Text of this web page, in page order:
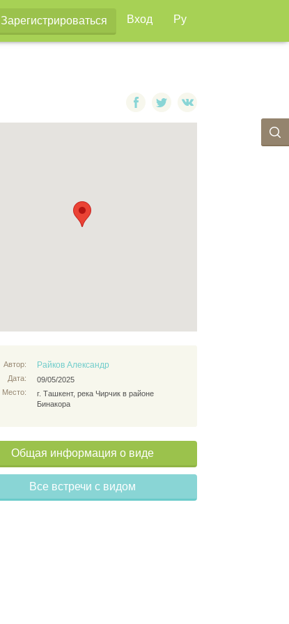
Зарегистрироваться Вход Ру
Автор:
Дата:
Место:
Райков Александр
09/05/2025
г. Ташкент, река Чирчик в районе
Бинакора
Общая информация о виде
Все встречи с видом